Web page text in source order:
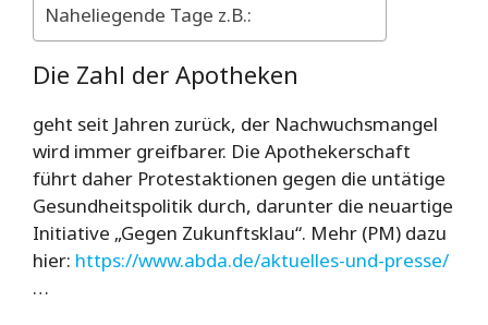
Naheliegende Tage z.B.:
Die Zahl der Apotheken
geht seit Jahren zurück, der Nachwuchsmangel
wird immer greifbarer. Die Apothekerschaft
führt daher Protestaktionen gegen die untätige
Gesundheitspolitik durch, darunter die neuartige
Initiative „Gegen Zukunftsklau“. Mehr (PM) dazu
hier: https://www.abda.de/aktuelles-und-presse/
…